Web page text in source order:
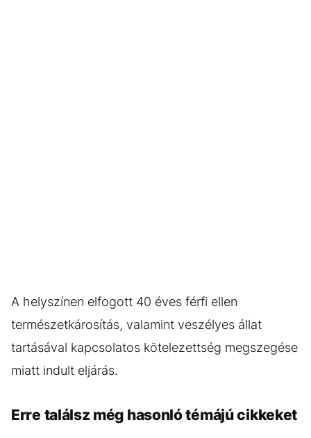
A helyszínen elfogott 40 éves férfi ellen
természetkárosítás, valamint veszélyes állat
tartásával kapcsolatos kötelezettség megszegése
miatt indult eljárás.
Erre találsz még hasonló témájú cikkeket